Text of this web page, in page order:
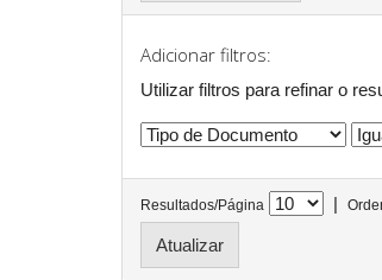
Adicionar filtros:
Utilizar filtros para refinar o
Resultados/Página |